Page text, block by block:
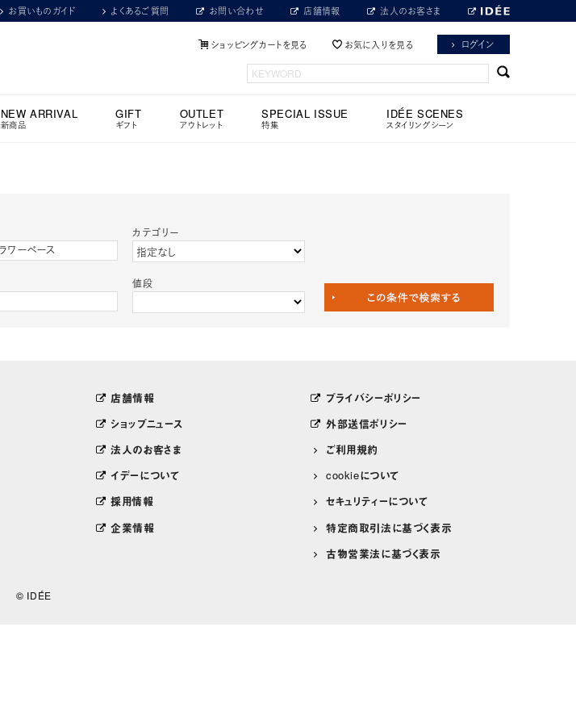
お買いものガイド よくあるご質問 お問い合わせ 店舗情報 法人のお客さま
ショッピングカートを見る お気に入りを見る ログイン
NEW ARRIVAL
新商品
GIFT
ギフト
OUTLET
アウトレット
SPECIAL ISSUE
特集
IDÉE SCENES
スタイリングシーン
カテゴリー
値段
店舗情報
ショップニュース
法人のお客さま
イデーについて
採用情報
企業情報
プライバシーポリシー
外部送信ポリシー
ご利用規約
cookieについて
セキュリティーについて
特定商取引法に基づく表示
古物営業法に基づく表示
© IDÉE